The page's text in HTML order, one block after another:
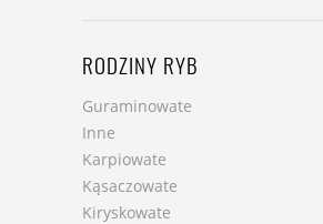
RODZINY RYB
Guraminowate
Inne
Karpiowate
Kąsaczowate
Kiryskowate